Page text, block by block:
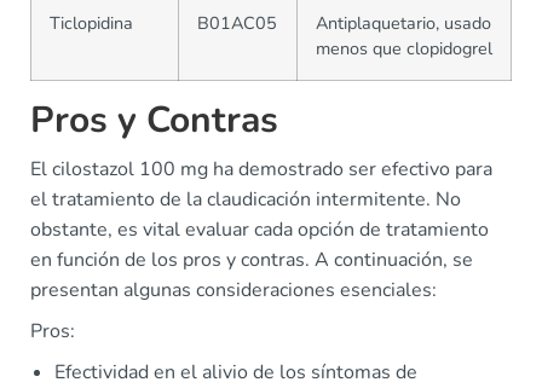
Ticlopidina B01AC05
Antiplaquetario, usado
menos que clopidogrel
Pros y Contras
El cilostazol 100 mg ha demostrado ser efectivo para
el tratamiento de la claudicación intermitente. No
obstante, es vital evaluar cada opción de tratamiento
en función de los pros y contras. A continuación, se
presentan algunas consideraciones esenciales:
Pros:
Efectividad en el alivio de los síntomas de